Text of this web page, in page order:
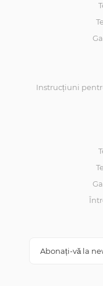
Instrucțiuni
Abonați-vă la